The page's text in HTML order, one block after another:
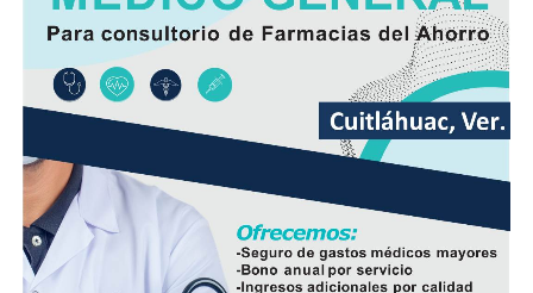
años por los habitantes de La Luz Palotal, por lo que
consideró que su ejecución mejorará las condiciones de
movilidad y seguridad para quienes diariamente utilizan
esta vialidad.
A la inauguración asistieron integrantes del Cabildo,
funcionarios municipales, representantes del comité de
obra y habitantes de la comunidad, quienes recorrieron
el tramo rehabilitado.